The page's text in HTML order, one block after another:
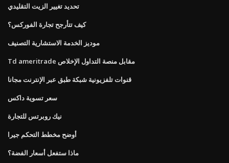
تحديد تغيير الزيت التقليدي
كيف تتأرجح تجارة الفوركس؟
موديز الخدمة الاستشارية التصنيف
Td ameritrade مقابل منصة التداول الإخلاص
قنوات تلفزيونية شبكة طبق عبر الإنترنت مجانا
سعر تسوية داكس
نيك روبرتس للتجارة
أوضح مخطط التحكم جيرا
ماذا ستفعل أسعار الفضة؟